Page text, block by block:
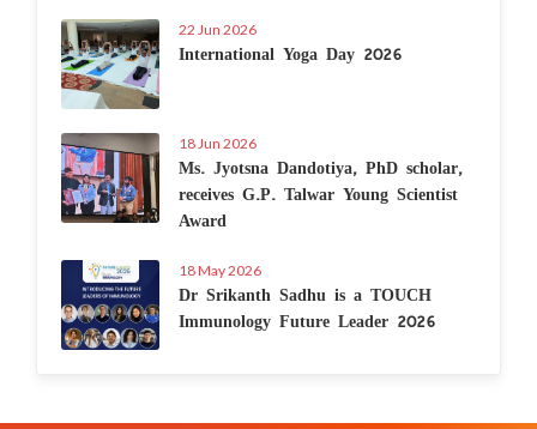
22 Jun 2026
International Yoga Day 2026
18 Jun 2026
Ms. Jyotsna Dandotiya, PhD scholar,
receives G.P. Talwar Young Scientist
Award
18 May 2026
Dr Srikanth Sadhu is a TOUCH
Immunology Future Leader 2026